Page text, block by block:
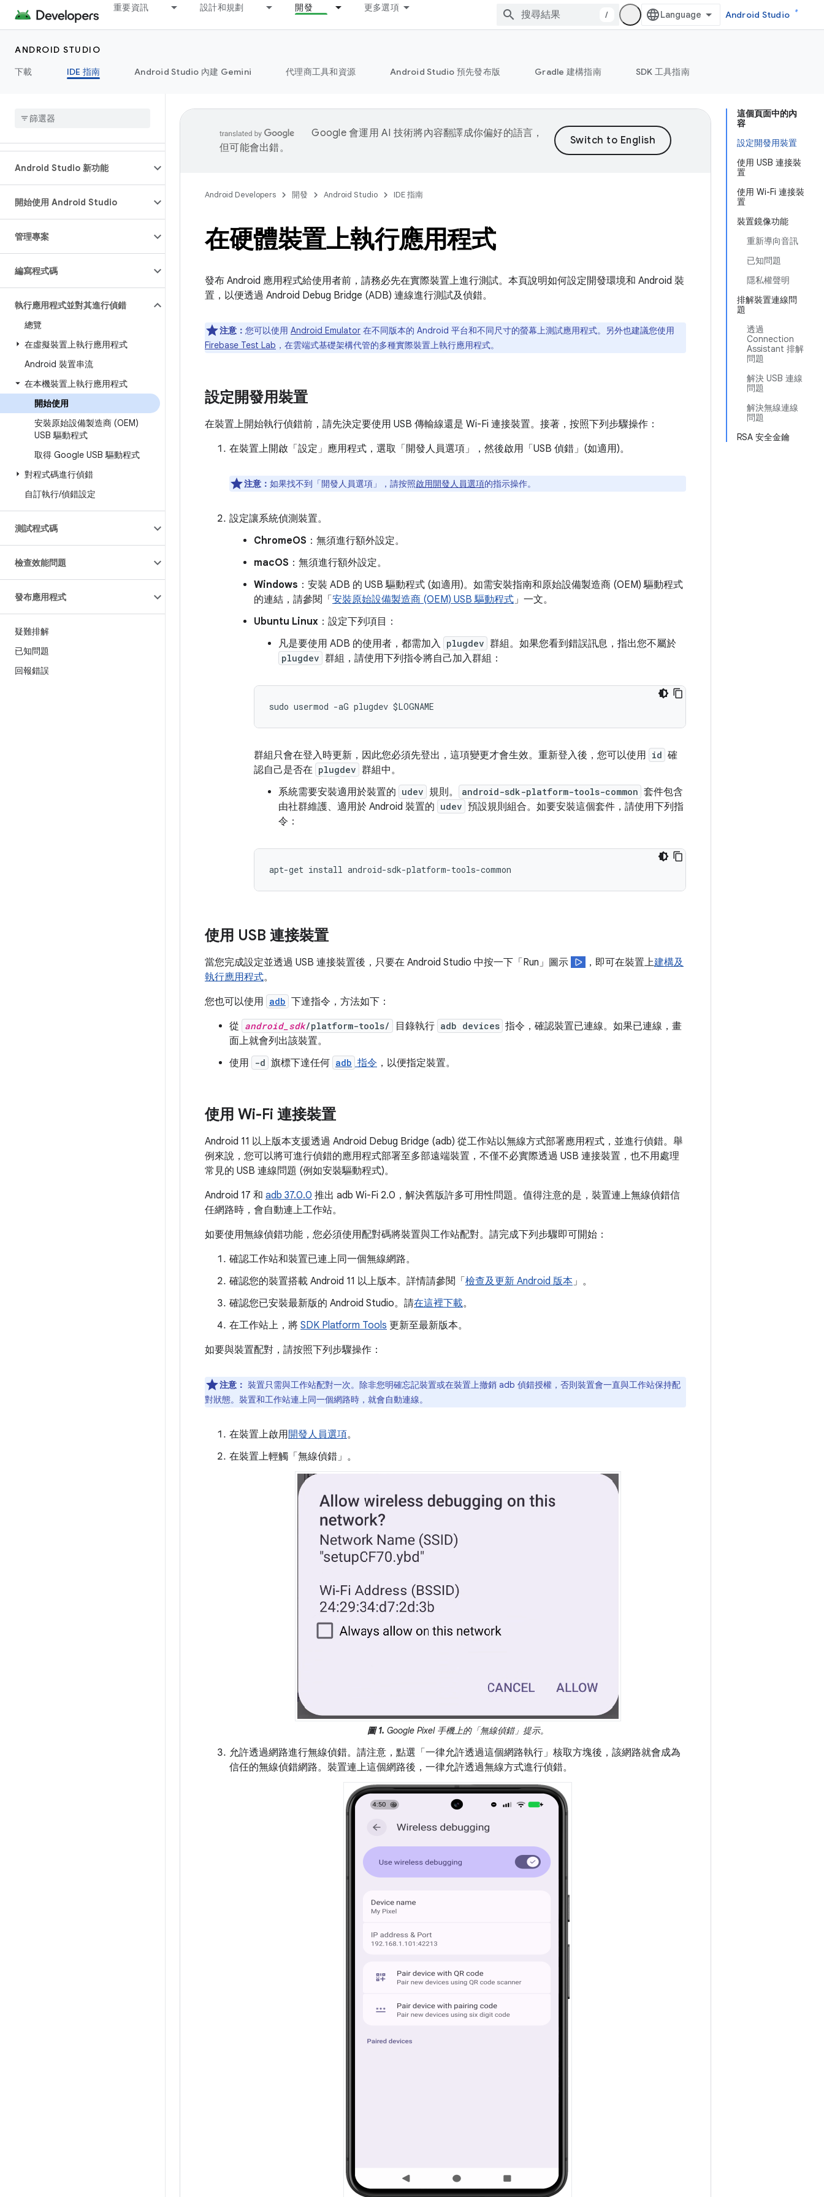
重要資訊 設計和規劃 開發 更多選項
/ Android Studio
ANDROID STUDIO
下載
IDE 指南 Android Studio 內建 Gemini 代理商工具和資源 Android Studio 預先發布版 Gradle 建構指南 SDK 工具指南
Android Studio 新功能
開始使用 Android Studio
管理專案
編寫程式碼
執行應用程式並對其進行偵錯
總覽
在虛擬裝置上執行應用程式
Android 裝置串流
在本機裝置上執行應用程式
開始使用
安裝原始設備製造商 (OEM)
USB 驅動程式
取得 Google USB 驅動程式
對程式碼進行偵錯
自訂執行/偵錯設定
測試程式碼
檢查效能問題
發布應用程式
疑難排解
已知問題
回報錯誤
這個頁面中的內
容
設定開發用裝置
使用 USB 連接裝
置
使用 Wi-Fi 連接裝
置
裝置鏡像功能
重新導向音訊
已知問題
隱私權聲明
排解裝置連線問
題
透過
Connection
Assistant 排解
問題
解決 USB 連線
問題
解決無線連線
問題
RSA 安全金鑰
Google 會運用 AI 技術將內容翻譯成你偏好的語言，
但可能會出錯。
Android Developers 開發 Android Studio IDE 指南
在硬體裝置上執行應用程式
發布 Android 應用程式給使用者前，請務必先在實際裝置上進行測試。本頁說明如何設定開發環境和 Android 裝
置，以便透過 Android Debug Bridge (ADB) 連線進行測試及偵錯。
注意： 您可以使用 Android Emulator 在不同版本的 Android 平台和不同尺寸的螢幕上測試應用程式。另外也建議您使用
Firebase Test Lab ，在雲端式基礎架構代管的多種實際裝置上執行應用程式。
設定開發用裝置
在裝置上開始執行偵錯前，請先決定要使用 USB 傳輸線還是 Wi-Fi 連接裝置。接著，按照下列步驟操作：
在裝置上開啟「設定」 應用程式，選取「開發人員選項」 ，然後啟用「USB 偵錯」 (如適用)。
注意： 如果找不到「開發人員選項」 ，請按照啟用開發人員選項的指示操作。
設定讓系統偵測裝置。
ChromeOS ：無須進行額外設定。
macOS ：無須進行額外設定。
Windows ：安裝 ADB 的 USB 驅動程式 (如適用)。如需安裝指南和原始設備製造商 (OEM) 驅動程式
的連結，請參閱「 安裝原始設備製造商 (OEM) USB 驅動程式」一文。
Ubuntu Linux ：設定下列項目：
凡是要使用 ADB 的使用者，都需加入 plugdev 群組。如果您看到錯誤訊息，指出您不屬於
plugdev 群組，請使用下列指令將自己加入群組：
群組只會在登入時更新，因此您必須先登出，這項變更才會生效。重新登入後，您可以使用 id 確
認自己是否在 plugdev 群組中。
系統需要安裝適用於裝置的 udev 規則。 android-sdk-platform-tools-common 套件包含
由社群維護、適用於 Android 裝置的 udev 預設規則組合。如要安裝這個套件，請使用下列指
令：
使用 USB 連接裝置
當您完成設定並透過 USB 連接裝置後，只要在 Android Studio 中按一下「Run」圖示 ，即可在裝置上建構及
執行應用程式。
您也可以使用 adb 下達指令，方法如下：
從 android_sdk/platform-tools/ 目錄執行 adb devices 指令，確認裝置已連線。如果已連線，畫
面上就會列出該裝置。
使用
-d 旗標下達任何 adb 指令 ，以便指定裝置。
使用 Wi-Fi 連接裝置
Android 11 以上版本支援透過 Android Debug Bridge (adb) 從工作站以無線方式部署應用程式，並進行偵錯。舉
例來說，您可以將可進行偵錯的應用程式部署至多部遠端裝置，不僅不必實際透過 USB 連接裝置，也不用處理
常見的 USB 連線問題 (例如安裝驅動程式)。
Android 17 和 adb 37.0.0 推出 adb Wi-Fi 2.0，解決舊版許多可用性問題。值得注意的是，裝置連上無線偵錯信
任網路時，會自動連上工作站。
如要使用無線偵錯功能，您必須使用配對碼將裝置與工作站配對。請完成下列步驟即可開始：
確認工作站和裝置已連上同一個無線網路。
確認您的裝置搭載 Android 11 以上版本。詳情請參閱「 檢查及更新 Android 版本」。
確認您已安裝最新版的 Android Studio。請在這裡下載。
在工作站上，將 SDK Platform Tools 更新至最新版本。
如要與裝置配對，請按照下列步驟操作：
注意： 裝置只需與工作站配對一次。除非您明確忘記裝置或在裝置上撤銷 adb 偵錯授權，否則裝置會一直與工作站保持配
對狀態。裝置和工作站連上同一個網路時，就會自動連線。
在裝置上啟用開發人員選項。
在裝置上輕觸「無線偵錯」。
圖 1. Google Pixel 手機上的「無線偵錯」 提示。
允許透過網路進行無線偵錯。請注意，點選「一律允許透過這個網路執行」 核取方塊後，該網路就會成為
信任的無線偵錯網路。裝置連上這個網路後，一律允許透過無線方式進行偵錯。